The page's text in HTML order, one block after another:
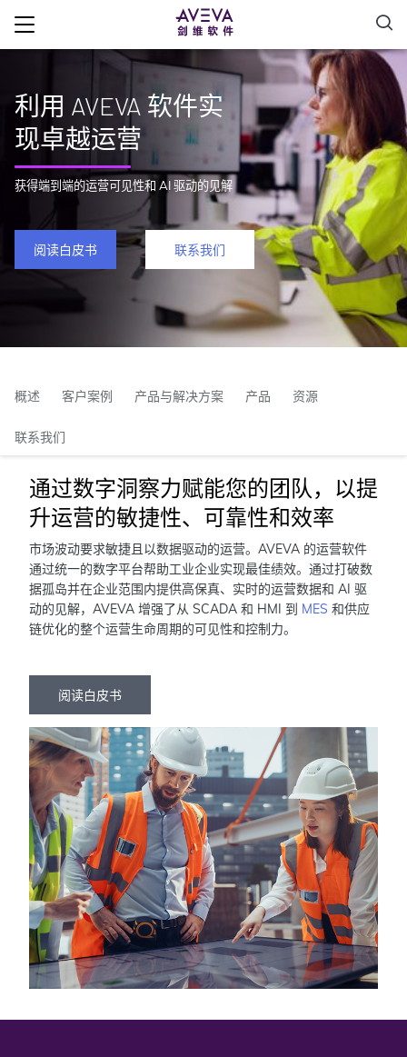
利用 AVEVA 软件实
现卓越运营
获得端到端的运营可见性和 AI 驱动的见解
阅读白皮书 联系我们
概述 客户案例 产品与解决方案 产品 资源
联系我们
通过数字洞察力赋能您的团队，以提
升运营的敏捷性、可靠性和效率
市场波动要求敏捷且以数据驱动的运营。AVEVA 的运营软件
通过统一的数字平台帮助工业企业实现最佳绩效。通过打破数
据孤岛并在企业范围内提供高保真、实时的运营数据和 AI 驱
动的见解，AVEVA 增强了从 SCADA 和 HMI 到 MES 和供应
链优化的整个运营生命周期的可见性和控制力。
阅读白皮书